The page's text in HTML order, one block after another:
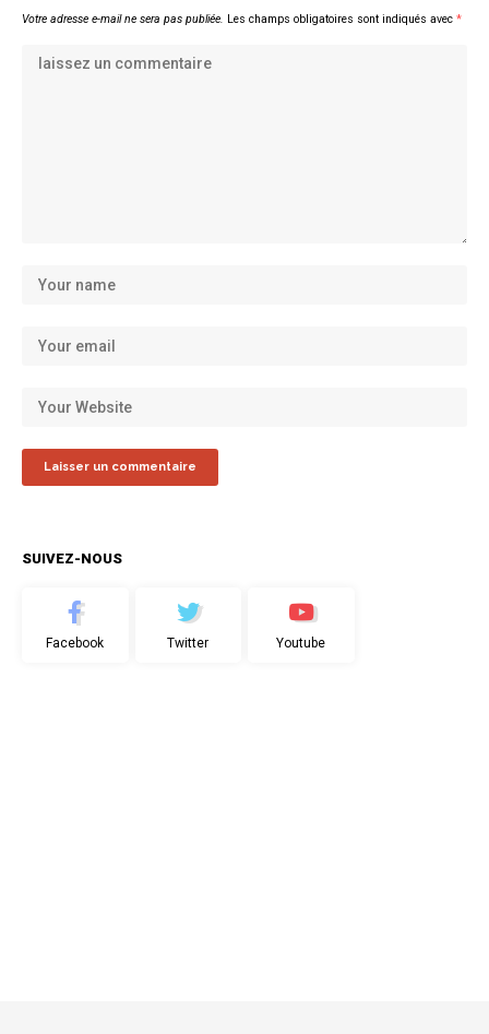
Votre adresse e-mail ne sera pas publiée. Les champs obligatoires sont indiqués avec *
SUIVEZ-NOUS
Facebook Twitter Youtube